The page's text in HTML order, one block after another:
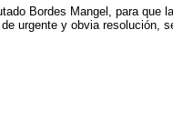
Bordes Mangel, para
urgente y obvia